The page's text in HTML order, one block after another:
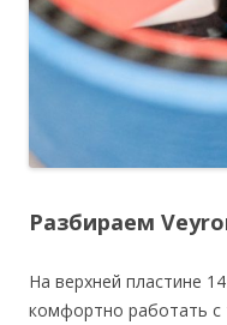
Разбираем
На верхней пластине
комфортно работать с